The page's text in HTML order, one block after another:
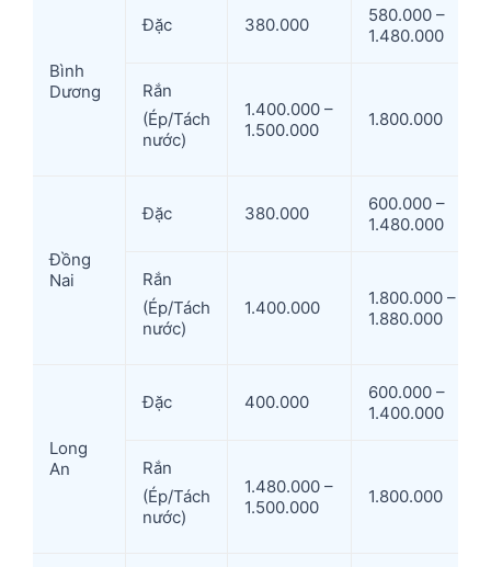
Bình
Dương
Đặc 380.000
580.000 –
1.480.000
Rắn
(Ép/Tách
nước)
1.400.000 –
1.500.000
1.800.000
Đồng
Nai
Đặc 380.000
600.000 –
1.480.000
Rắn
(Ép/Tách
nước)
1.400.000
1.800.000 –
1.880.000
Long
An
Đặc 400.000
600.000 –
1.400.000
Rắn
(Ép/Tách
nước)
1.480.000 –
1.500.000
1.800.000